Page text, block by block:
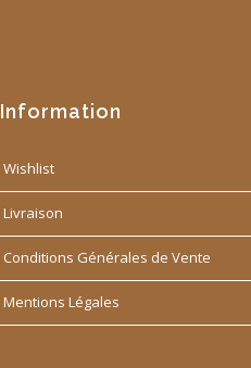
Information
Wishlist
Livraison
Conditions Générales de Vente
Mentions Légales